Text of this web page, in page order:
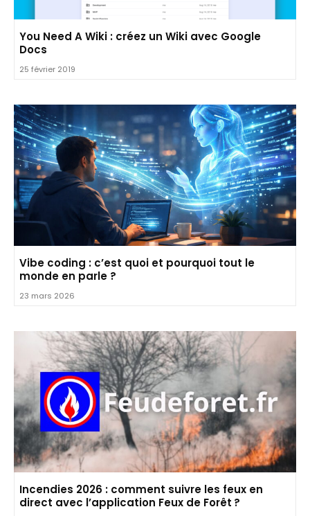
You Need A Wiki : créez un Wiki avec Google
Docs
25 février 2019
Vibe coding : c’est quoi et pourquoi tout le
monde en parle ?
23 mars 2026
Incendies 2026 : comment suivre les feux en
direct avec l’application Feux de Forêt ?